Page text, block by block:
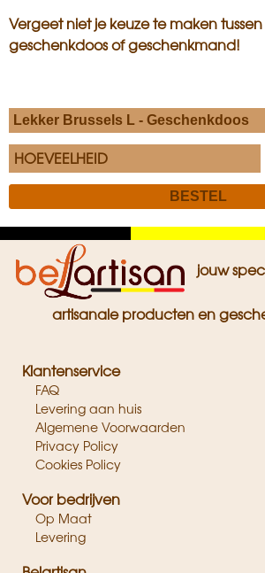
Vergeet niet je keuze te maken
geschenkdoos of geschenkmand!
HOEVEELHEID
jouw
artisanale producten en
Klantenservice
FAQ
Levering aan huis
Algemene Voorwaarden
Privacy Policy
Cookies Policy
Voor bedrijven
Op Maat
Levering